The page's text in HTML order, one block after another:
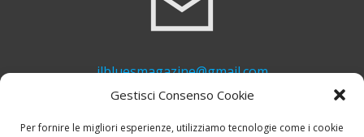
Gestisci Consenso Cookie
Per fornire le migliori esperienze, utilizziamo tecnologie come i cookie
ilbluesmagazine@gmail.com